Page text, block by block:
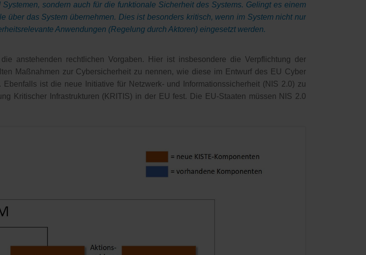
sondern auch für die funktionale Sicherheit des Systems. Gelingt es einem
über das System übernehmen. Dies ist besonders kritisch, wenn im System nicht nur
Anwendungen (Regelung durch Aktoren) eingesetzt werden.
anstehenden rechtlichen Vorgaben. Hier ist insbesondere die Verpflichtung der
Maßnahmen zur Cybersicherheit zu nennen, wie diese im Entwurf des EU Cyber
ist die neue Initiative für Netzwerk- und Informationssicherheit (NIS 2.0) zu
Kritischer Infrastrukturen (KRITIS) in der EU fest. Die EU-Staaten müssen NIS 2.0